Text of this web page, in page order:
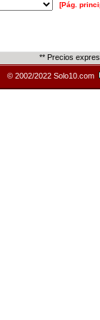
[Pág.
** Precios
© 2002/2022 Solo10.com